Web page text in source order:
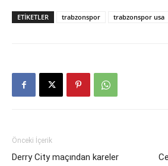
ETIKETLER trabzonspor trabzonspor usa
Önceki İçerik
Derry City maçından kareler